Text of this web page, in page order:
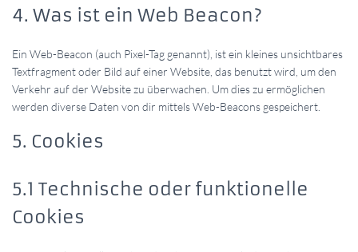
4. Was ist ein Web Beacon?
Ein Web-Beacon (auch Pixel-Tag genannt), ist ein kleines unsichtbares
Textfragment oder Bild auf einer Website, das benutzt wird, um den
Verkehr auf der Website zu überwachen. Um dies zu ermöglichen
werden diverse Daten von dir mittels Web-Beacons gespeichert.
5. Cookies
5.1 Technische oder funktionelle
Cookies